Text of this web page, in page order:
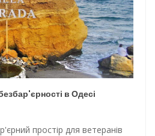
в Одесі
простір для ветеранів